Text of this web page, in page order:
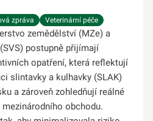
zpráva Veterinární péče
zemědělství (MZe) a
postupně přijímají
opatření, která reflektují
slintavky a kulhavky (SLAK)
a zároveň zohledňují reálné
obchodu.